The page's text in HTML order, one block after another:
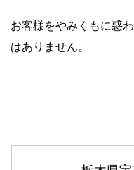
お客様をやみくもに惑
はありません。